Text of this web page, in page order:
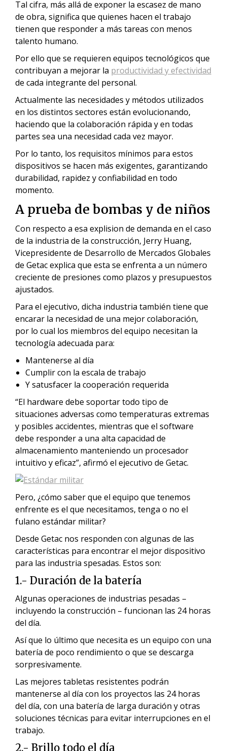
Tal cifra, más allá de exponer la escasez de mano
de obra, significa que quienes hacen el trabajo
tienen que responder a más tareas con menos
talento humano.
Por ello que se requieren equipos tecnológicos que
contribuyan a mejorar la productividad y efectividad
de cada integrante del personal.
Actualmente las necesidades y métodos utilizados
en los distintos sectores están evolucionando,
haciendo que la colaboración rápida y en todas
partes sea una necesidad cada vez mayor.
Por lo tanto, los requisitos mínimos para estos
dispositivos se hacen más exigentes, garantizando
durabilidad, rapidez y confiabilidad en todo
momento.
A prueba de bombas y de niños
Con respecto a esa explision de demanda en el caso
de la industria de la construcción, Jerry Huang,
Vicepresidente de Desarrollo de Mercados Globales
de Getac explica que esta se enfrenta a un número
creciente de presiones como plazos y presupuestos
ajustados.
Para el ejecutivo, dicha industria también tiene que
encarar la necesidad de una mejor colaboración,
por lo cual los miembros del equipo necesitan la
tecnología adecuada para:
Mantenerse al día
Cumplir con la escala de trabajo
Y satusfacer la cooperación requerida
“El hardware debe soportar todo tipo de
situaciones adversas como temperaturas extremas
y posibles accidentes, mientras que el software
debe responder a una alta capacidad de
almacenamiento manteniendo un procesador
intuitivo y eficaz”, afirmó el ejecutivo de Getac.
Pero, ¿cómo saber que el equipo que tenemos
enfrente es el que necesitamos, tenga o no el
fulano estándar militar?
Desde Getac nos responden con algunas de las
características para encontrar el mejor dispositivo
para las industria spesadas. Estos son:
1.- Duración de la batería
Algunas operaciones de industrias pesadas –
incluyendo la construcción – funcionan las 24 horas
del día.
Así que lo último que necesita es un equipo con una
batería de poco rendimiento o que se descarga
sorpresivamente.
Las mejores tabletas resistentes podrán
mantenerse al día con los proyectos las 24 horas
del día, con una batería de larga duración y otras
soluciones técnicas para evitar interrupciones en el
trabajo.
2.- Brillo todo el día